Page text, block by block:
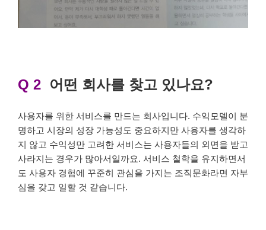
Q 2 어떤 회사를 찾고 있나요?
사용자를 위한 서비스를 만드는 회사입니다. 수익모델이 분
명하고 시장의 성장 가능성도 중요하지만 사용자를 생각하
지 않고 수익성만 고려한 서비스는 사용자들의 외면을 받고
사라지는 경우가 많아서일까요. 서비스 철학을 유지하면서
도 사용자 경험에 꾸준히 관심을 가지는 조직문화라면 자부
심을 갖고 일할 것 같습니다.